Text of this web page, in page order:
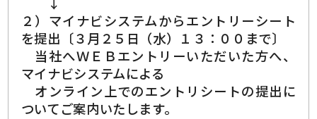
２）マイナビシステムからエントリーシート
を提出〔３月２５日（水）１３：００まで〕
当社へＷＥＢエントリーいただいた方へ、
マイナビシステムによる
オンライン上でのエントリシートの提出に
ついてご案内いたします。